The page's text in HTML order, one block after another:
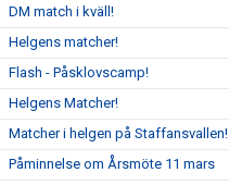
DM match i kväll!
Helgens matcher!
Flash - Påsklovscamp!
Helgens Matcher!
Matcher i helgen på Staffansvallen!
Påminnelse om Årsmöte 11 mars